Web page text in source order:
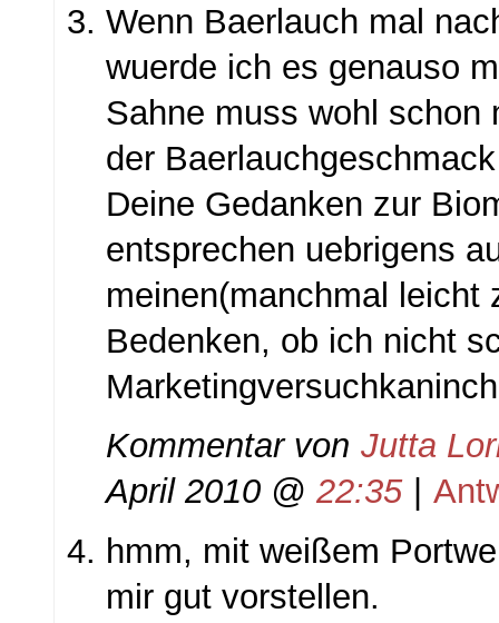
Wenn Baerlauch mal
wuerde ich es genauso
Sahne muss wohl schon
der
Deine Gedanken zur
entsprechen uebrigens
meinen(manchmal leicht
Bedenken, ob ich nicht
Kommentar von Jutta
April 2010 @ 22:35
hmm, mit weißem
mir gut vorstellen.